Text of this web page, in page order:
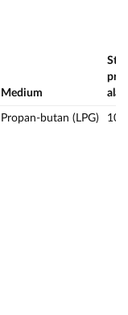
Medium
Propan-butan (LPG) 10/